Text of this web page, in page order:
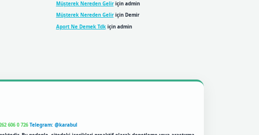
Müşterek Nereden Geliriçin admin
Müşterek Nereden Geliriçin Demir
Aport Ne Demek Tdkiçin admin
606 0 726 Telegram: @karabul